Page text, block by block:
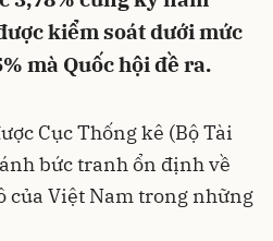
kiểm soát dưới mức
mà Quốc hội đề ra.
Cục Thống kê (Bộ Tài
bức tranh ổn định về
của Việt Nam trong những
Hủy